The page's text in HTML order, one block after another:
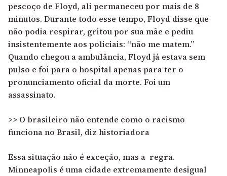
pescoço de Floyd, ali permaneceu por mais de 8
minutos. Durante todo esse tempo, Floyd disse que
não podia respirar, gritou por sua mãe e pediu
insistentemente aos policiais: “não me matem.”
Quando chegou a ambulância, Floyd já estava sem
pulso e foi para o hospital apenas para ter o
pronunciamento oficial da morte. Foi um
assassinato.
>> O brasileiro não entende como o racismo
funciona no Brasil, diz historiadora
Essa situação não é exceção, mas a regra.
Minneapolis é uma cidade extremamente desigual